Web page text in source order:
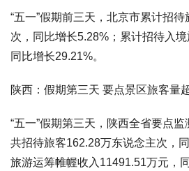
“五一”假期前三天，北京市累计招
次，同比增长5.28%；累计招待入境
同比增长29.21%。
陕西：假期第三天 要点景区旅客量
“五一”假期第三天，陕西全省要点
共招待旅客162.28万东说念主次，
旅游运筹帷幄收入11491.51万元，